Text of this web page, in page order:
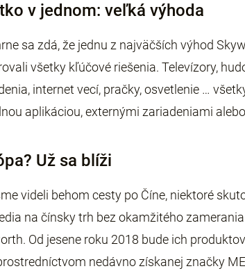
v jednom: veľká výhoda
sa zdá, že jednu z najväčších výhod
všetky kľúčové riešenia. Televízory,
internet vecí, pračky, osvetlenie …
aplikáciou, externými zariadeniami
Už sa blíži
videli behom cesty po Číne, niektoré
na čínsky trh bez okamžitého
Od jesene roku 2018 bude ich
nedávno získanej značky